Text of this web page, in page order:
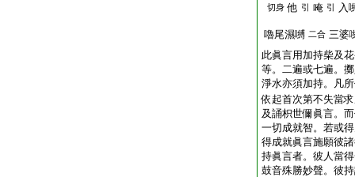
切身 他 引 唵 引 入
嚕尾濕嚩 二合 三婆
此眞言用加持柴及
等。二遍或七遍。
淨水亦須加持。凡
依起首次第不失當
及誦枳世儞眞言。
一切成就智。若或
得成就眞言施願彼
持眞言者。彼人當
鼓音殊勝妙聲。彼